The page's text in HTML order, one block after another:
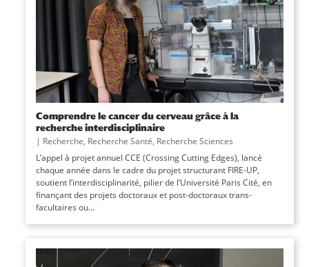
Comprendre le cancer du cerveau grâce à la
recherche interdisciplinaire
| Recherche, Recherche Santé, Recherche Sciences
L’appel à projet annuel CCE (Crossing Cutting Edges), lancé
chaque année dans le cadre du projet structurant FIRE-UP,
soutient l’interdisciplinarité, pilier de l’Université Paris Cité, en
finançant des projets doctoraux et post-doctoraux trans-
facultaires ou...